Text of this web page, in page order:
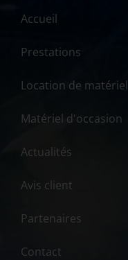
Accueil
Prestations
Location de matériel
Matériel d'occasion
Actualités
Avis client
Partenaires
Contact